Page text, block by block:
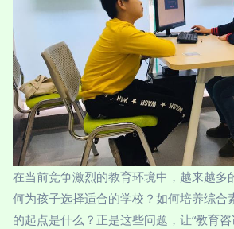
在当前竞争激烈的教育环境中，越来越多
何为孩子选择适合的学校？如何培养综合
的起点是什么？正是这些问题，让“教育